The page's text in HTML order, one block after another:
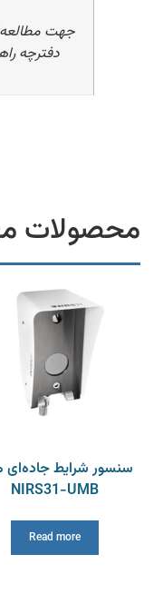
جهت مطالعه
دفترچه
محصولات
سنسور شرایط
NIRS31-UMB
Read more